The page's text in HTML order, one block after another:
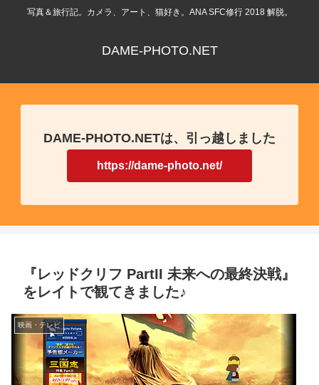
写真＆旅行記。カメラ、アート、猫好き。ANA SFC修行 2018 解脱。
DAME-PHOTO.NET
DAME-PHOTO.NETは、引っ越しました
https://dame-photo.net/
『レッドクリフ PartII 未来への最終決戦』
をレイトで観てきました♪
映画・テレビ